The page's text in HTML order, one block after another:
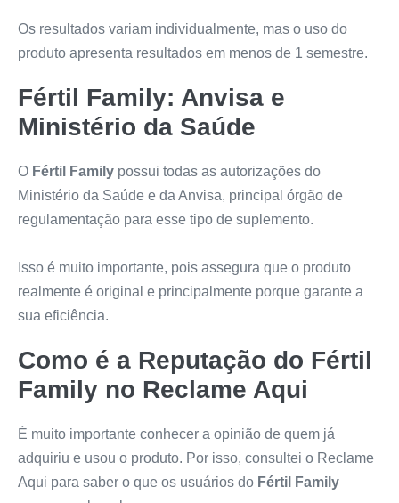
Os resultados variam individualmente, mas o uso do
produto apresenta resultados em menos de 1 semestre.
Fértil Family: Anvisa e
Ministério da Saúde
O Fértil Family possui todas as autorizações do
Ministério da Saúde e da Anvisa, principal órgão de
regulamentação para esse tipo de suplemento.
Isso é muito importante, pois assegura que o produto
realmente é original e principalmente porque garante a
sua eficiência.
Como é a Reputação do Fértil
Family no Reclame Aqui
É muito importante conhecer a opinião de quem já
adquiriu e usou o produto. Por isso, consultei o Reclame
Aqui para saber o que os usuários do Fértil Family